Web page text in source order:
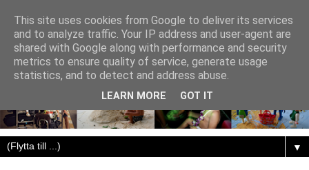
▼
This site uses cookies from Google to deliver its services
and to analyze traffic. Your IP address and user-agent are
shared with Google along with performance and security
metrics to ensure quality of service, generate usage
statistics, and to detect and address abuse.
LEARN MORE GOT IT